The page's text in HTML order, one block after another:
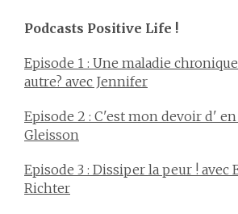
Podcasts Positive Life !
Episode 1 : Une maladie
autre? avec Jennifer
Episode 2 : C'est mon devoir d' en
Gleisson
Episode 3 : Dissiper la peur ! avec
Richter